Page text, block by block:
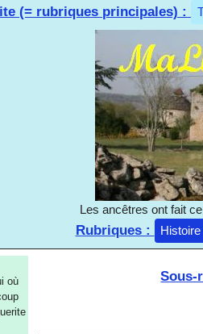
(= rubriques principales) :
Les ancêtres ont fait
Rubriques :
où
Sous-